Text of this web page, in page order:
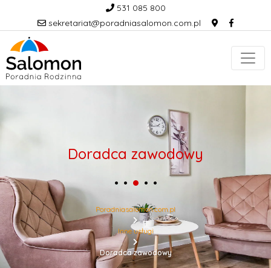
531 085 800
sekretariat@poradniasalomon.com.pl
Doradca zawodowy
Poradniasalomon.com.pl
Inne usługi
Doradca zawodowy